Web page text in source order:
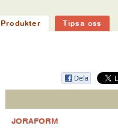
Produkter Tipsa oss
JORAFORM